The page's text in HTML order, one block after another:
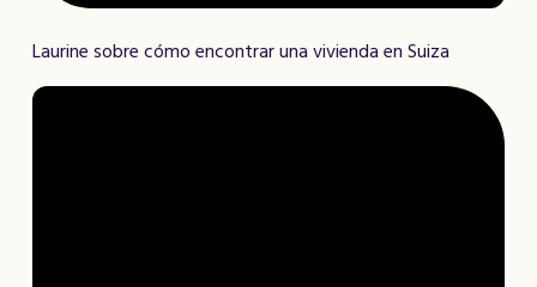
Laurine sobre cómo encontrar una vivienda en Suiza